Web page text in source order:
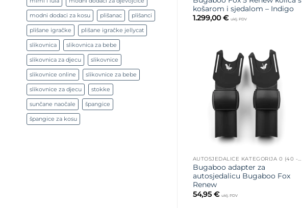
modni dodaci za kosu plišanac plišanci
plišane igračke plišane igračke jellycat
slikovnica slikovnica za bebe
slikovnica za djecu slikovnice
slikovnice online slikovnice za bebe
slikovnice za djecu stokke
sunčane naočale špangice
špangice za kosu
košarom i sjedalom – Indigo
1.299,00€ uklj. PDV
Dodajte
na listu
želja
AUTOSJEDALICE KATEGORIJA 0 (40 - 75 CM)
Bugaboo adapter za
autosjedalicu Bugaboo Fox
Renew
54,95 € uklj. PDV